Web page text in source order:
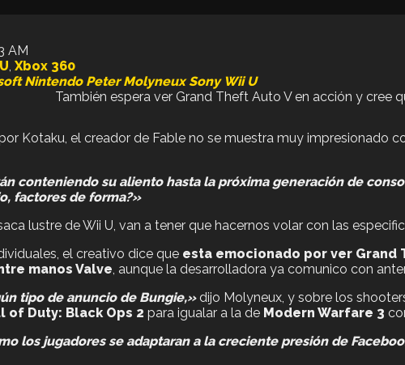
AM
Xbox 360
Nintendo Peter Molyneux Sony Wii U
También espera ver Grand Theft Auto V en acción y cree
Kotaku, el creador de Fable no se muestra muy impresionado
conteniendo su aliento hasta la próxima generación de
factores de forma?»
lustre de Wii U, van a tener que hacernos volar con las
el creativo dice que esta emocionado por ver Grand
manos Valve , aunque la desarrolladora ya comunico con
tipo de anuncio de Bungie,»dijo Molyneux, y sobre los
of Duty: Black Ops 2 para igualar a la de Modern Warfare 3
los jugadores se adaptaran a la creciente presión de